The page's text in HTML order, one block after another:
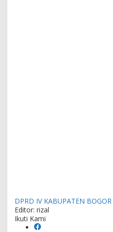
DPRD IV KABUPATEN BOGOR
Editor: rizal
Ikuti Kami